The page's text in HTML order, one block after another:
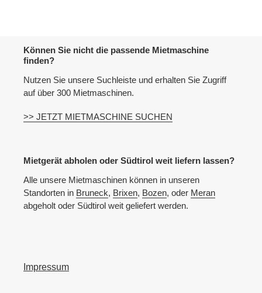
Können Sie nicht die passende Mietmaschine
finden?
Nutzen Sie unsere Suchleiste und erhalten Sie Zugriff
auf über 300 Mietmaschinen.
>> JETZT MIETMASCHINE SUCHEN
Mietgerät abholen oder Südtirol weit liefern lassen?
Alle unsere Mietmaschinen können in unseren
Standorten in Bruneck, Brixen, Bozen, oder Meran
abgeholt oder Südtirol weit geliefert werden.
Impressum